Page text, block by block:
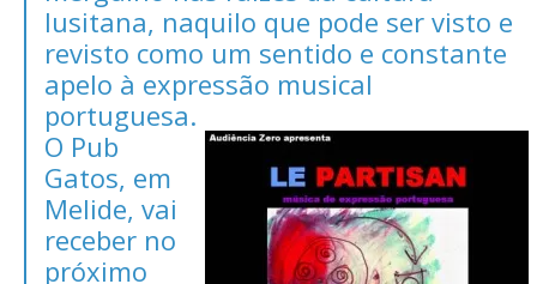
lusitana, naquilo que pode ser visto e
revisto como um sentido e constante
apelo à expressão musical
portuguesa.
O Pub
Gatos, em
Melide, vai
receber no
próximo